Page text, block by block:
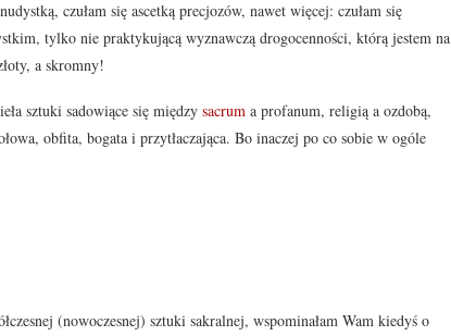
czułam się ascetką precjozów, nawet więcej: czułam się
tylko nie praktykującą wyznawczą drogocenności, którą jestem na
a skromny!
sztuki sadowiące się między sacrum a profanum, religią a ozdobą,
obfita, bogata i przytłaczająca. Bo inaczej po co sobie w ogóle
(nowoczesnej) sztuki sakralnej, wspominałam Wam kiedyś o